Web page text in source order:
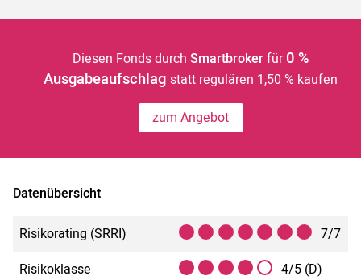
Diesen Fonds durch Smartbrokerfür 0 %
Ausgabeaufschlagstatt regulären 1,50 % kaufen
zum Angebot
Datenübersicht
Risikorating (SRRI)
7/7
Risikoklasse
4/5 (D)